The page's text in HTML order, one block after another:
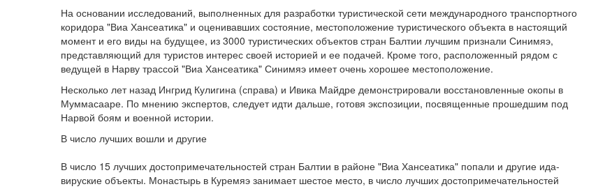
На основании исследований, выполненных для разработки туристической сети международного транспортного
коридора "Виа Хансеатика" и оценивавших состояние, местоположение туристического объекта в настоящий
момент и его виды на будущее, из 3000 туристических объектов стран Балтии лучшим признали Синимяэ,
представляющий для туристов интерес своей историей и ее подачей. Кроме того, расположенный рядом с
ведущей в Нарву трассой "Виа Хансеатика" Синимяэ имеет очень хорошее местоположение.
Несколько лет назад Ингрид Кулигина (справа) и Ивика Майдре демонстрировали восстановленные окопы в
Муммасааре. По мнению экспертов, следует идти дальше, готовя экспозиции, посвященные прошедшим под
Нарвой боям и военной истории.
В число лучших вошли и другие
В число 15 лучших достопримечательностей стран Балтии в районе "Виа Хансеатика" попали и другие ида-
вируские объекты. Монастырь в Куремяэ занимает шестое место, в число лучших достопримечательностей